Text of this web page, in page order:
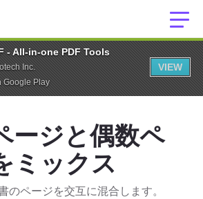
- All-in-one PDF Tools
Inc.
Google Play
VIEW
ージと偶数ペ
ミックス
のページを交互に混合します。